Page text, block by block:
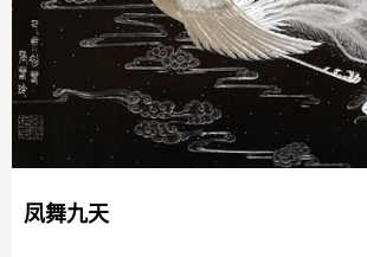
凤舞九天